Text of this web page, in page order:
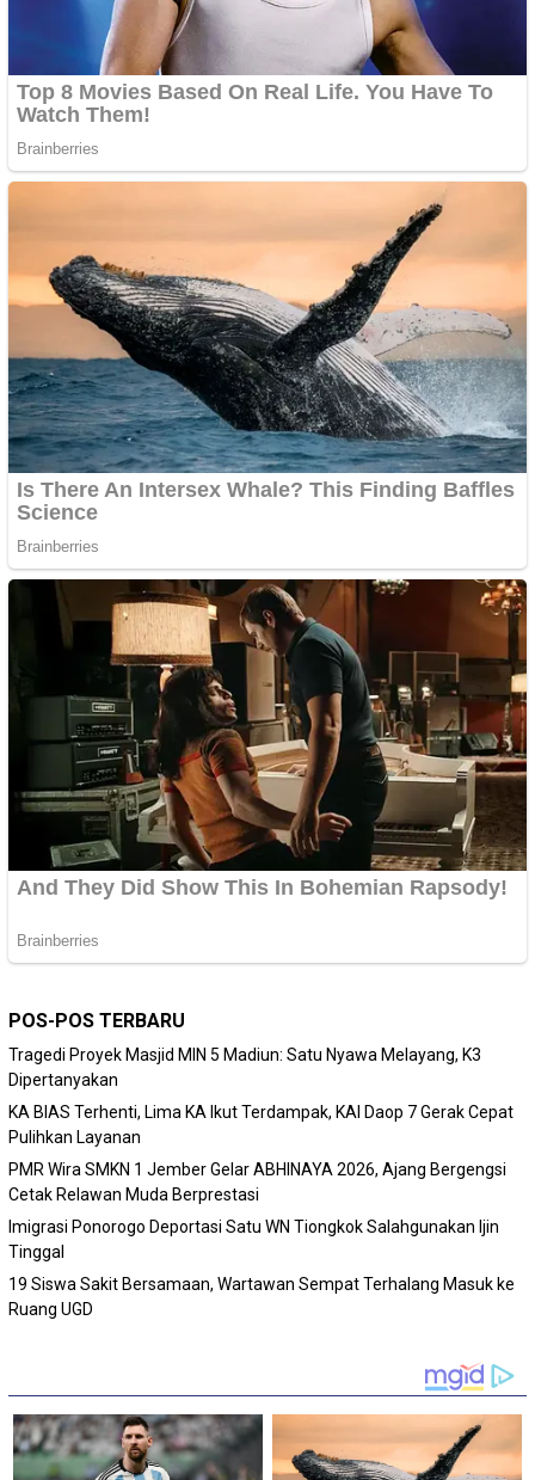
POS-POS TERBARU
Tragedi Proyek Masjid MIN 5 Madiun: Satu Nyawa Melayang, K3
Dipertanyakan
KA BIAS Terhenti, Lima KA Ikut Terdampak, KAI Daop 7 Gerak Cepat
Pulihkan Layanan
PMR Wira SMKN 1 Jember Gelar ABHINAYA 2026, Ajang Bergengsi
Cetak Relawan Muda Berprestasi
Imigrasi Ponorogo Deportasi Satu WN Tiongkok Salahgunakan Ijin
Tinggal
19 Siswa Sakit Bersamaan, Wartawan Sempat Terhalang Masuk ke
Ruang UGD